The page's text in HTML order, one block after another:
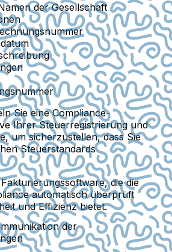
der Gesellschaft
Sie eine Compliance-
Ihrer Steuerregistrierung und
um sicherzustellen, dass Sie
Steuerstandards
die die
automatisch überprüft
und Effizienz bietet.
der